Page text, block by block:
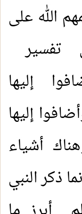
الله على
تفسير
إليها
إليها
أشياء
ذكر النبي